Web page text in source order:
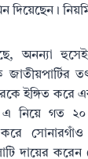
অনন্যা
ইঙ্গিত করে
এ নিয়ে গত
সোনারগাঁও
দায়ের